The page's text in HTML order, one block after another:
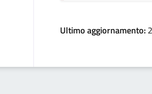
Ultimo aggiornamento: